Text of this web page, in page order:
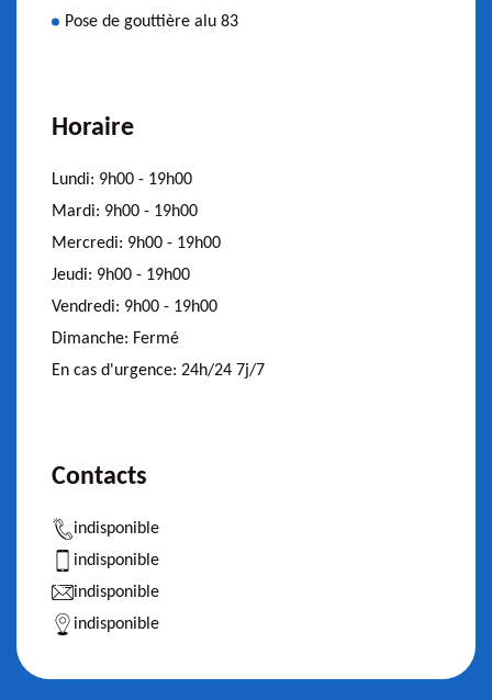
Pose de gouttière alu 83
Horaire
Lundi: 9h00 - 19h00
Mardi: 9h00 - 19h00
Mercredi: 9h00 - 19h00
Jeudi: 9h00 - 19h00
Vendredi: 9h00 - 19h00
Dimanche: Fermé
En cas d'urgence: 24h/24 7j/7
Contacts
indisponible
indisponible
indisponible
indisponible